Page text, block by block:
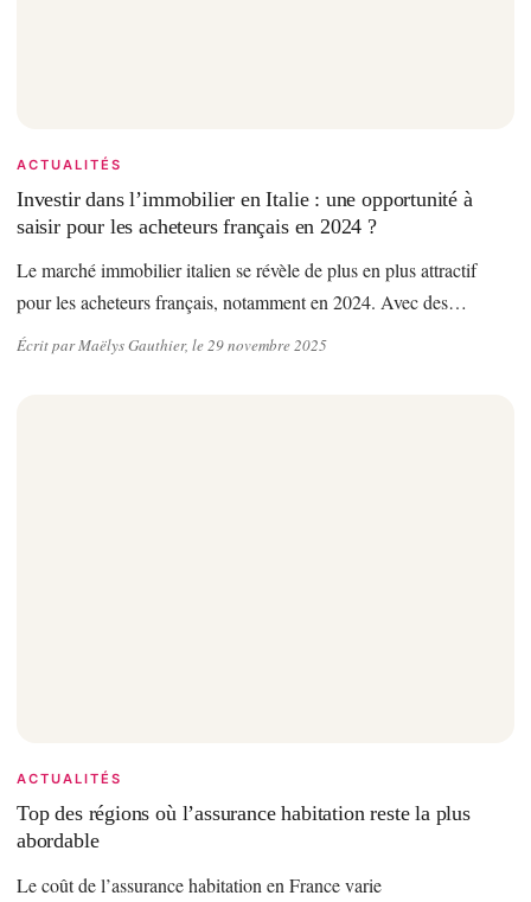
ACTUALITÉS
Investir dans l’immobilier en Italie : une opportunité à
saisir pour les acheteurs français en 2024 ?
Le marché immobilier italien se révèle de plus en plus attractif
pour les acheteurs français, notamment en 2024. Avec des…
Écrit par Maëlys Gauthier, le 29 novembre 2025
ACTUALITÉS
Top des régions où l’assurance habitation reste la plus
abordable
Le coût de l’assurance habitation en France varie